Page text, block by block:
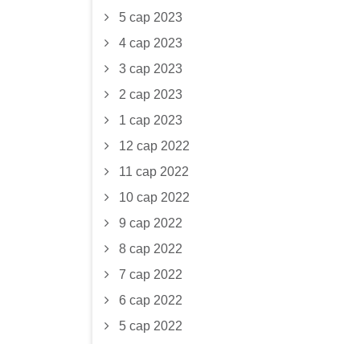
5 сар 2023
4 сар 2023
3 сар 2023
2 сар 2023
1 сар 2023
12 сар 2022
11 сар 2022
10 сар 2022
9 сар 2022
8 сар 2022
7 сар 2022
6 сар 2022
5 сар 2022